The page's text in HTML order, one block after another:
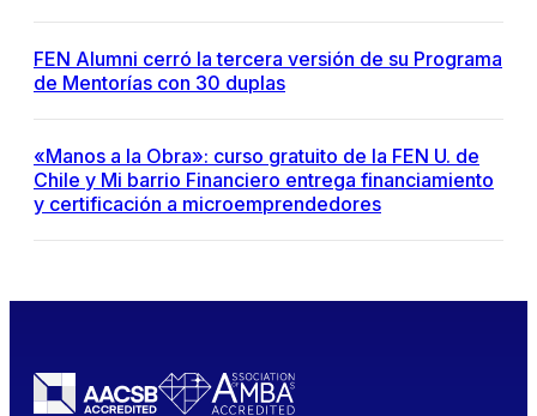
FEN Alumni cerró la tercera versión de su Programa
de Mentorías con 30 duplas
«Manos a la Obra»: curso gratuito de la FEN U. de
Chile y Mi barrio Financiero entrega financiamiento
y certificación a microemprendedores